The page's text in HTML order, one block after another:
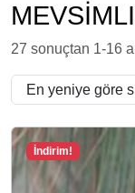
27 sonuçtan 1-16
İndirim!